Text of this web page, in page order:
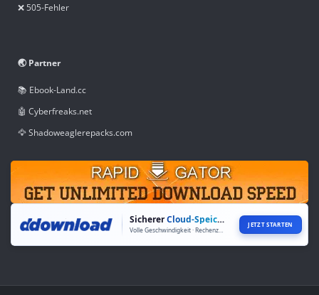
❌ 505-Fehler
🌏 Partner
📚 Ebook-Land.cc
🤖 Cyberfreaks.net
🦅 Shadoweaglerepacks.com
SichererCloud-Speicher JETZT STARTEN